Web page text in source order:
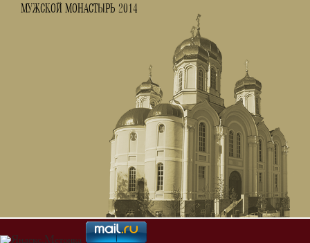
МУЖСКОЙ МОНАСТЫРЬ 2014